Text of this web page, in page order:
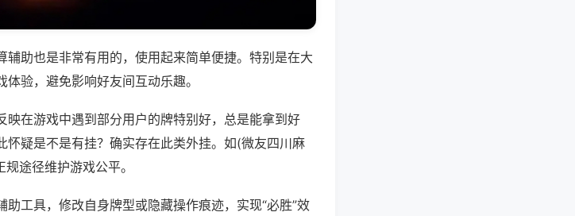
助也是非常有用的，使用起来简单便捷。特别是在大
验，避免影响好友间互动乐趣。
在游戏中遇到部分用户的牌特别好，总是能拿到好
怀疑是不是有挂？确实存在此类外挂。如(微友四川麻
途径维护游戏公平。
工具，修改自身牌型或隐藏操作痕迹，实现“必胜”效